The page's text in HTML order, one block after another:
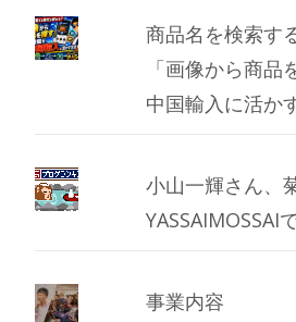
商品名を検索す
「画像から商品
中国輸入に活か
小山一輝さん、
YASSAIMOSSAI
事業内容